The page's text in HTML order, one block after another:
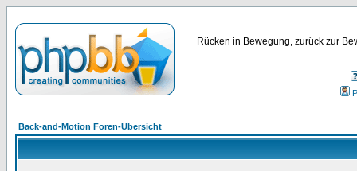
Rücken in Bewegung, zurück zur
Back-and-Motion Foren-Übersicht